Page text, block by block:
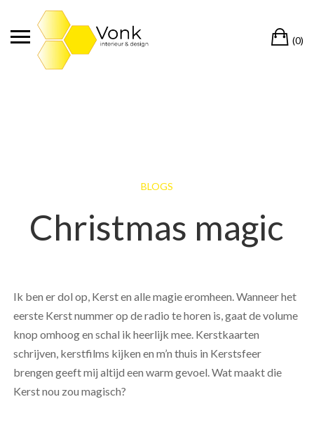
(0)
BLOGS
Christmas magic
Ik ben er dol op, Kerst en alle magie eromheen. Wanneer het
eerste Kerst nummer op de radio te horen is, gaat de volume
knop omhoog en schal ik heerlijk mee. Kerstkaarten
schrijven, kerstfilms kijken en m’n thuis in Kerstsfeer
brengen geeft mij altijd een warm gevoel. Wat maakt die
Kerst nou zou magisch?